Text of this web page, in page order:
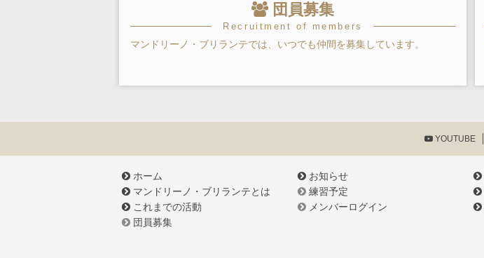
団員募集
Recruitment of members
マンドリーノ・ブリランテでは、いつでも仲間を募集しています。
YOUTUBE
ホーム
マンドリーノ・ブリランテとは
これまでの活動
団員募集
お知らせ
練習予定
メンバーログイン